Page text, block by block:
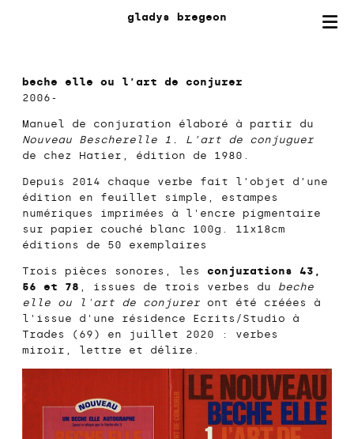
gladys bregeon
beche elle ou l’art de conjurer
2006-
Manuel de conjuration élaboré à partir du
Nouveau Bescherelle 1. L’art de conjuguer
de chez Hatier, édition de 1980.
Depuis 2014 chaque verbe fait l’objet d’une
édition en feuillet simple, estampes
numériques imprimées à l'encre pigmentaire
sur papier couché blanc 100g. 11x18cm
éditions de 50 exemplaires
Trois pièces sonores, les conjurations 43,
56 et 78 , issues de trois verbes du beche
elle ou l'art de conjurer ont été créées à
l'issue d'une résidence Ecrits/Studio à
Trades (69) en juillet 2020 : verbes
miroir, lettre et délire.